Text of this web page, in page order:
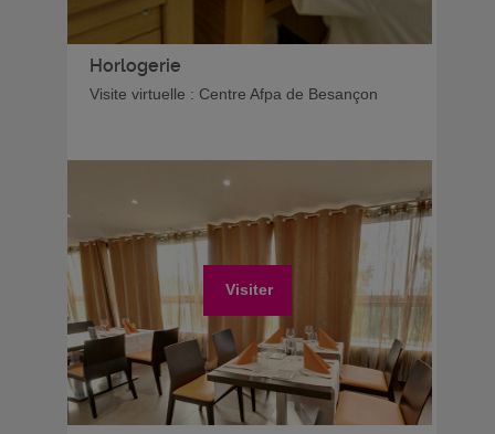
Horlogerie
Visite virtuelle : Centre Afpa de Besançon
Visiter